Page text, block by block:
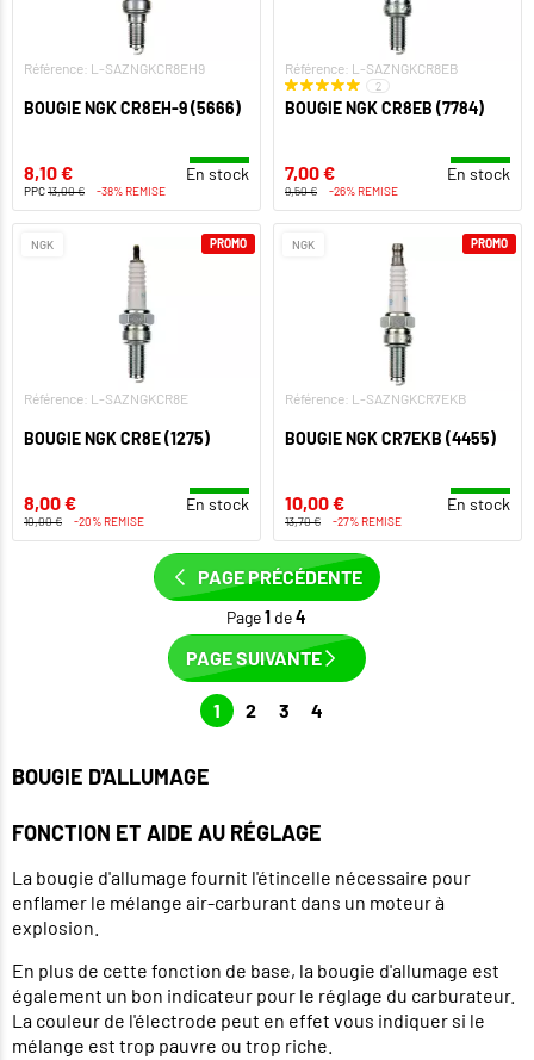
Référence: L-SAZNGKCR8EH9
BOUGIE NGK CR8EH-9 (5666)
8,10 € En stock
PPC13,00 € -38% REMISE
Référence: L-SAZNGKCR8EB
2
BOUGIE NGK CR8EB (7784)
7,00 € En stock
9,50 € -26% REMISE
NGK
Référence: L-SAZNGKCR8E
BOUGIE NGK CR8E (1275)
8,00 € En stock
10,00 € -20% REMISE
PROMO NGK
Référence: L-SAZNGKCR7EKB
BOUGIE NGK CR7EKB (4455)
10,00 € En stock
13,70 € -27% REMISE
PROMO
PAGE PRÉCÉDENTE
Page 1 de 4
PAGE SUIVANTE
1 2 3 4
BOUGIE D'ALLUMAGE
FONCTION ET AIDE AU RÉGLAGE
La bougie d'allumage fournit l'étincelle nécessaire pour
enflamer le mélange air-carburant dans un moteur à
explosion.
En plus de cette fonction de base, la bougie d'allumage est
également un bon indicateur pour le réglage du carburateur.
La couleur de l'électrode peut en effet vous indiquer si le
mélange est trop pauvre ou trop riche.